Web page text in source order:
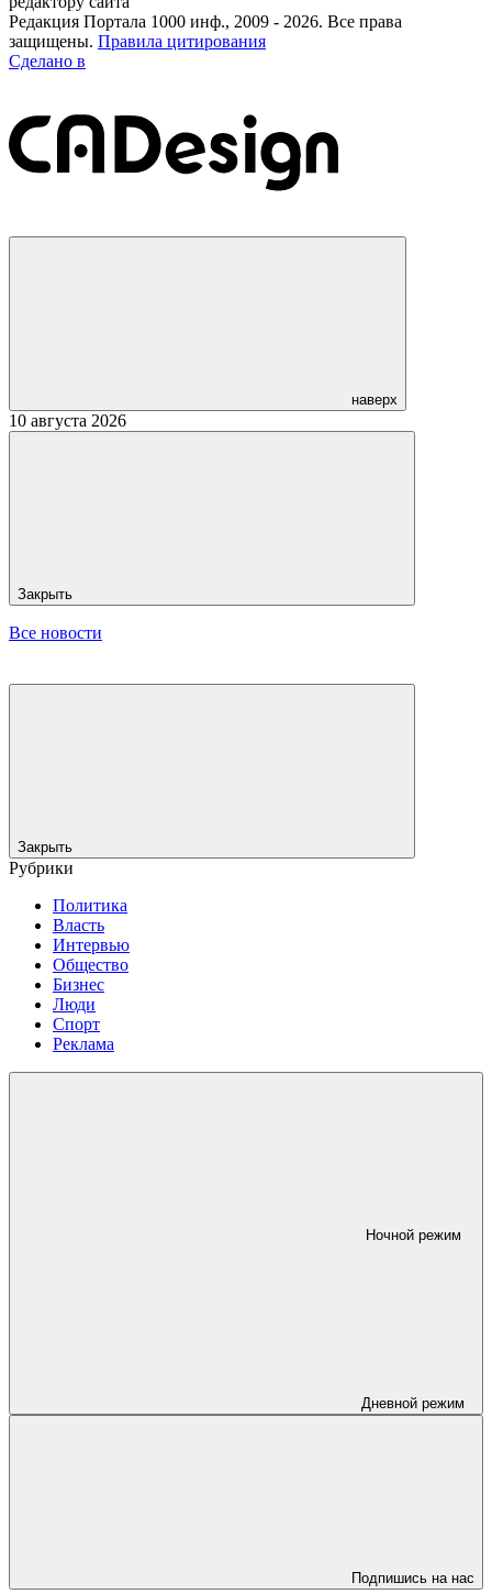
Редакция Портала 1000 инф., 2009 - 2026. Все права
защищены. Правила цитирования
Сделано в
наверх
10 августа 2026
Закрыть
Все новости
Закрыть
Рубрики
Политика
Власть
Интервью
Общество
Бизнес
Люди
Спорт
Реклама
Ночной режим
Дневной режим
Подпишись на нас